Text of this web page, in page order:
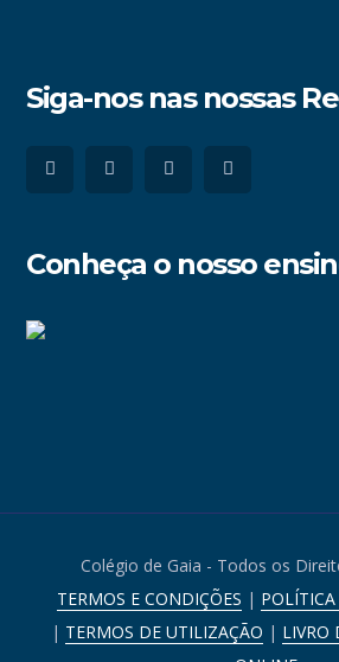
Siga-nos nas nossas
Conheça o nosso
Colégio de Gaia - Todos os
TERMOS E CONDIÇÕES |
| TERMOS DE UTILIZAÇÃO | LIVRO